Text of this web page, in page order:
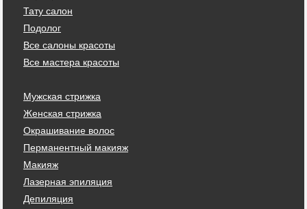
Тату салон
Подолог
Все салоны красоты
Все мастера красоты
Мужская стрижка
Женская стрижка
Окрашивание волос
Перманентный макияж
Макияж
Лазерная эпиляция
Депиляция